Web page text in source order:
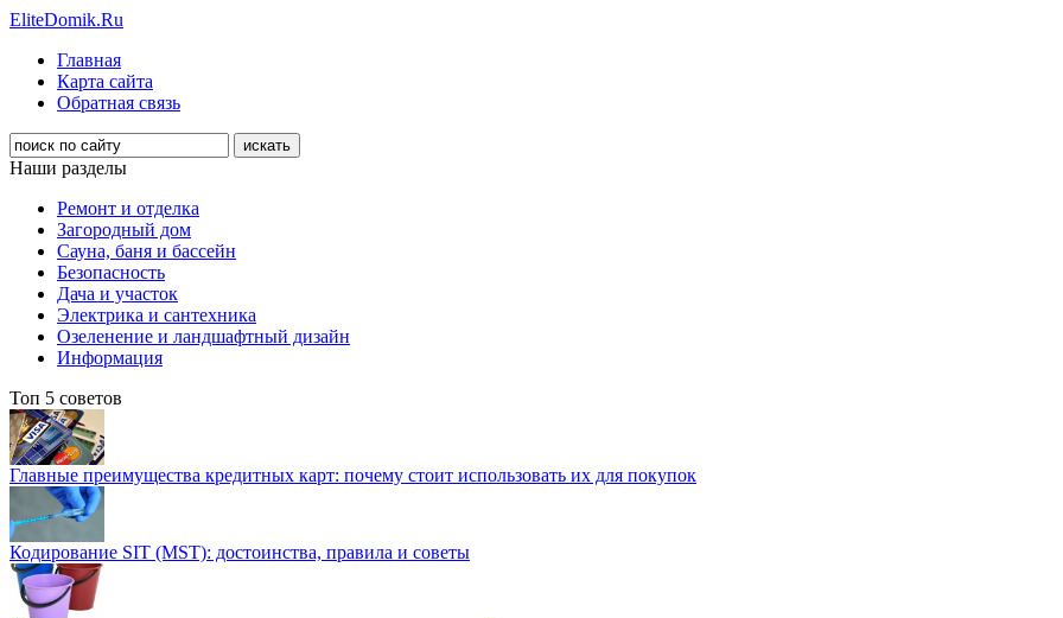
EliteDomik.Ru
Главная
Карта сайта
Обратная связь
Наши разделы
Ремонт и отделка
Загородный дом
Сауна, баня и бассейн
Безопасность
Дача и участок
Электрика и сантехника
Озеленение и ландшафтный дизайн
Информация
Топ 5 советов
Главные преимущества кредитных карт: почему стоит использовать их для покупок
Кодирование SIT (MST): достоинства, правила и советы